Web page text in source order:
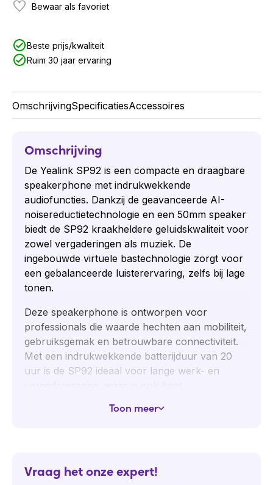
Bewaar als favoriet
Beste prijs/kwaliteit
Ruim 30 jaar ervaring
OmschrijvingSpecificatiesAccessoires
Omschrijving
De Yealink SP92 is een compacte en draagbare
speakerphone met indrukwekkende
audiofuncties. Dankzij de geavanceerde AI-
noisereductietechnologie en een 50mm speaker
biedt de SP92 kraakheldere geluidskwaliteit voor
zowel vergaderingen als muziek. De
ingebouwde virtuele bastechnologie zorgt voor
een gebalanceerde luisterervaring, zelfs bij lage
tonen.
Deze speakerphone is ontworpen voor
professionals die waarde hechten aan mobiliteit,
gebruiksgemak en betrouwbare connectiviteit.
Met een indrukwekkende batterijduur van 20
uur is de SP92 ideaal voor lange werk- en
Toepassingen Yealink SP92
Onderweg bellen of muziek luisteren met
Toon meer
Vraag het onze expert!